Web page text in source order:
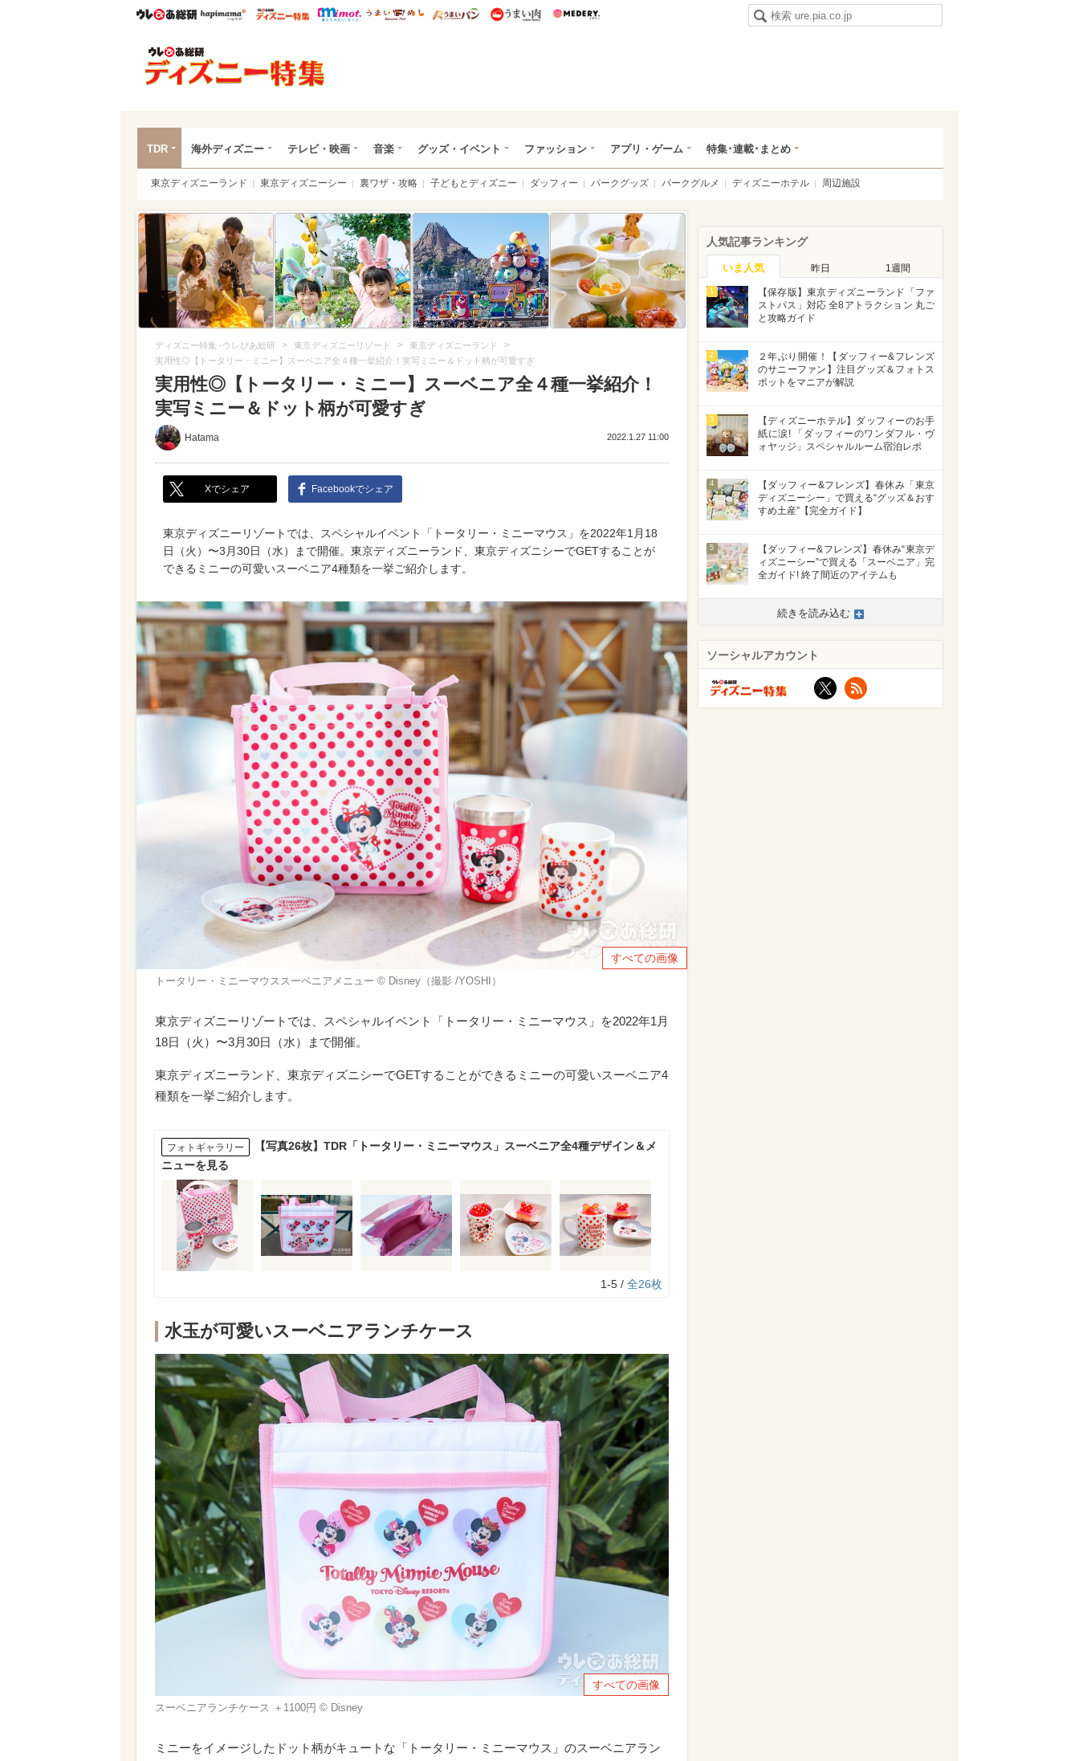
ウレぴあ総研ハピママ* ウレぴあ総研 ディズニー特集
mimot. うまいめし うまいパン うまい肉
TDR 海外ディズニー テレビ・映画 音楽 グッズ・イベント ファッション アプリ・ゲーム 特集･連載･まとめ
東京ディズニーランド 東京ディズニーシー 裏ワザ・攻略 子どもとディズニー ダッフィー パークグッズ パークグルメ ディズニーホテル 周辺施設
ディズニー特集 -ウレぴあ総研 > 東京ディズニーリゾート > 東京ディズニーランド >
実用性◎【トータリー・ミニー】スーベニア全４種一挙紹介！実写ミニー＆ドット柄が可愛すぎ
実用性◎【トータリー・ミニー】スーベニア全４種一挙紹介！
実写ミニー＆ドット柄が可愛すぎ
Hatama 2022.1.27 11:00
Xでシェア Facebookでシェア
東京ディズニーリゾートでは、スペシャルイベント「トータリー・ミニーマウス」を2022年1月18
日（火）〜3月30日（水）まで開催。東京ディズニーランド、東京ディズニシーでGETすることが
できるミニーの可愛いスーベニア4種類を一挙ご紹介します。
すべての画像
トータリー・ミニーマウススーベニアメニュー © Disney（撮影 /YOSHI）
東京ディズニーリゾートでは、スペシャルイベント「トータリー・ミニーマウス」を2022年1月
18日（火）〜3月30日（水）まで開催。
東京ディズニーランド、東京ディズニシーでGETすることができるミニーの可愛いスーベニア4
種類を一挙ご紹介します。
フォトギャラリー
【写真26枚】TDR「トータリー・ミニーマウス」スーベニア全4種デザイン＆メ
ニューを見る
1-5 / 全26枚
水玉が可愛いスーベニアランチケース
すべての画像
スーベニアランチケース ＋1100円 © Disney
ミニーをイメージしたドット柄がキュートな「トータリー・ミニーマウス」のスーベニアラン
人気記事ランキング
いま人気 昨日 1週間
1
【保存版】東京ディズニーランド「ファ
ストパス」対応 全8アトラクション 丸ご
と攻略ガイド
2
２年ぶり開催！【ダッフィー&フレンズ
のサニーファン】注目グッズ＆フォトス
ポットをマニアが解説
3
【ディズニーホテル】ダッフィーのお手
紙に涙! 「ダッフィーのワンダフル・ヴ
ォヤッジ」スペシャルルーム宿泊レポ
4
【ダッフィー&フレンズ】春休み「東京
ディズニーシー」で買える“グッズ＆おす
すめ土産”【完全ガイド】
5
【ダッフィー&フレンズ】春休み“東京デ
ィズニーシー”で買える「スーベニア」完
全ガイド! 終了間近のアイテムも
続きを読み込む
ソーシャルアカウント
X